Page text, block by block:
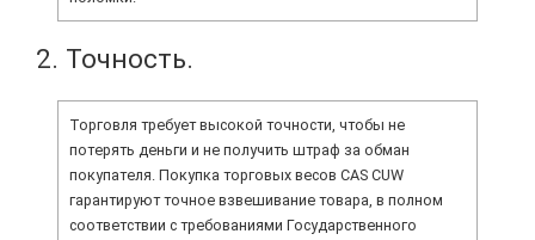
2. Точность.
Торговля требует высокой точности, чтобы не
потерять деньги и не получить штраф за обман
покупателя. Покупка торговых весов CAS CUW
гарантируют точное взвешивание товара, в полном
соответствии с требованиями Государственного